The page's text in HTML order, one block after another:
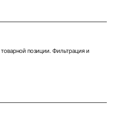
позиции. Фильтрация и